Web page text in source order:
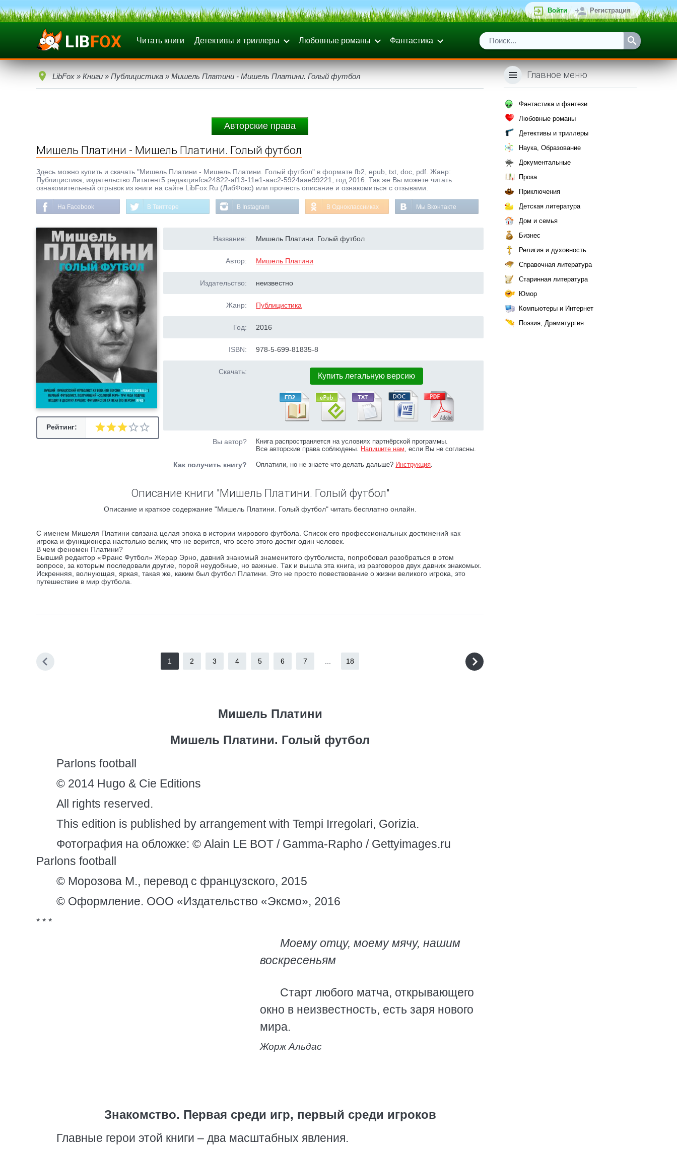
Войти Регистрация
Читать книги Детективы и триллеры Любовные романы Фантастика
LibFox » Книги » Публицистика » Мишель Платини - Мишель Платини. Голый футбол
Авторские права
Мишель Платини - Мишель Платини. Голый футбол
Здесь можно купить и скачать "Мишель Платини - Мишель Платини. Голый футбол" в формате fb2, epub, txt, doc, pdf. Жанр:
Публицистика, издательство Литагент5 редакцияfca24822-af13-11e1-aac2-5924aae99221, год 2016. Так же Вы можете читать
ознакомительный отрывок из книги на сайте LibFox.Ru (ЛибФокс) или прочесть описание и ознакомиться с отзывами.
На Facebook В Твиттере В Instagram В Одноклассниках Мы Вконтакте
Рейтинг:
Название: Мишель Платини. Голый футбол
Автор: Мишель Платини
Издательство: неизвестно
Жанр: Публицистика
Год: 2016
ISBN: 978-5-699-81835-8
Скачать: Купить легальную версию
Вы автор?
Книга распространяется на условиях партнёрской программы.
Все авторские права соблюдены. Напишите нам, если Вы не согласны.
Как получить книгу? Оплатили, но не знаете что делать дальше? Инструкция.
Описание книги "Мишель Платини. Голый футбол"
Описание и краткое содержание "Мишель Платини. Голый футбол" читать бесплатно онлайн.
С именем Мишеля Платини связана целая эпоха в истории мирового футбола. Список его профессиональных достижений как
игрока и функционера настолько велик, что не верится, что всего этого достиг один человек.
В чем феномен Платини?
Бывший редактор «Франс Футбол» Жерар Эрно, давний знакомый знаменитого футболиста, попробовал разобраться в этом
вопросе, за которым последовали другие, порой неудобные, но важные. Так и вышла эта книга, из разговоров двух давних знакомых.
Искренняя, волнующая, яркая, такая же, каким был футбол Платини. Это не просто повествование о жизни великого игрока, это
путешествие в мир футбола.
1 2 3 4 5 6 7 18
Мишель Платини
Мишель Платини. Голый футбол
Parlons football
© 2014 Hugo & Cie Editions
All rights reserved.
This edition is published by arrangement with Tempi Irregolari, Gorizia.
Фотография на обложке: © Alain LE BOT / Gamma-Rapho / Gettyimages.ru
Parlons football
© Морозова М., перевод с французского, 2015
© Оформление. ООО «Издательство «Эксмо», 2016
* * *
Моему отцу, моему мячу, нашим
воскресеньям
Старт любого матча, открывающего
окно в неизвестность, есть заря нового
мира.
Жорж Альдас
Знакомство. Первая среди игр, первый среди игроков
Главные герои этой книги – два масштабных явления.
Главное меню
Фантастика и фэнтези
Любовные романы
Детективы и триллеры
Наука, Образование
Документальные
Проза
Приключения
Детская литература
Дом и семья
Бизнес
Религия и духовность
Справочная литература
Старинная литература
Юмор
Компьютеры и Интернет
Поэзия, Драматургия